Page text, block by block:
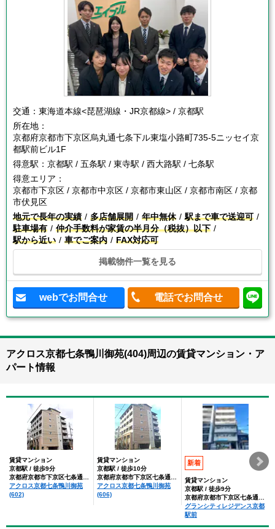
交通： 東海道本線<琵琶湖線・JR京都線> / 京都駅
所在地：
京都府京都市下京区烏丸通七条下ル東塩小路町735-5ニッセイ京
都駅前ビル1F
得意駅： 京都駅 / 五条駅 / 東寺駅 / 西大路駅 / 七条駅
得意エリア：
京都市下京区 / 京都市中京区 / 京都市東山区 / 京都市南区 / 京都
市伏見区
地元で長年の実績
多店舗展開 年中無休
駅まで車で送迎可
駐車場有
仲介手数料が家賃の半月分（税抜）以下
駅から近い
車でご案内 FAX対応可
掲載物件一覧を見る
webでお問合せ 電話でお問合せ
アクロス京都七条鴨川御苑(404)周辺の賃貸マンション・ア
パート情報
賃貸マンション
京都駅 / 徒歩9分
京都府京都市下京区七条通木屋町上ル大宮町
アクロス京都七条鴨川御苑
(602)
賃貸マンション
京都駅 / 徒歩10分
京都府京都市下京区七条通木屋町上ル大宮町
アクロス京都七条鴨川御苑
(606)
新着
賃貸マンション
京都駅 / 徒歩9分
京都府京都市下京区七条通西木屋町西入
グランシティレジデンス京都
駅前